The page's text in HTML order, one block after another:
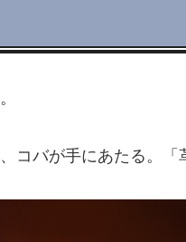
コバが手にあたる。「